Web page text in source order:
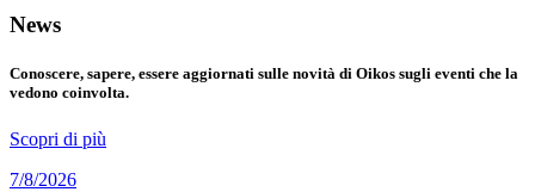
News
Conoscere, sapere, essere aggiornati sulle novità di Oikos sugli eventi che la
vedono coinvolta.
Scopri di più
7/8/2026